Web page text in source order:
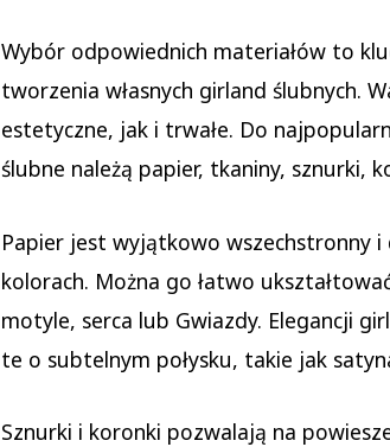
Wybór odpowiednich materiałów to
tworzenia własnych girland ślubnych.
estetyczne, jak i trwałe. Do
ślubne należą papier, tkaniny, sznurki,
Papier jest wyjątkowo wszechstronny
kolorach. Można go łatwo
motyle, serca lub Gwiazdy. Elegancji
te o subtelnym połysku, takie jak
Sznurki i koronki pozwalają na